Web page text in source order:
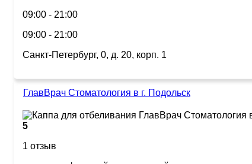
09:00 - 21:00
09:00 - 21:00
Санкт-Петербург, 0, д. 20, корп. 1
ГлавВрач Стоматология в г. Подольск
5
1 отзыв